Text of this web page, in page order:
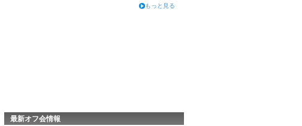
もっと見る
最新オフ会情報